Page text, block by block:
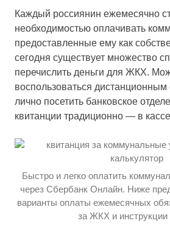
Каждый россиянин ежемесячно
необходимостью оплачивать
предоставленные ему как
сегодня существует множество
перечислить деньги для ЖКХ.
воспользоваться
лично посетить банковское
квитанции традиционно — в
Быстро и легко оплатить
через Сбербанк Онлайн. Ниже
варианты оплаты ежемесячных
за ЖКХ и инструкции